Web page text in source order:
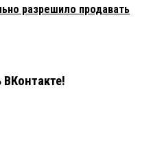
разрешило продавать